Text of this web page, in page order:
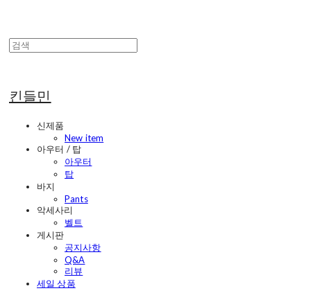
킨들민
신제품
New item
아우터 / 탑
아우터
탑
바지
Pants
악세사리
벨트
게시판
공지사항
Q&A
리뷰
세일 상품